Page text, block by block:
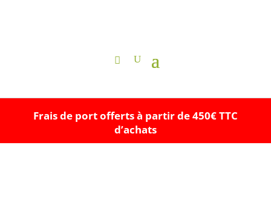
Frais de port offerts à partir de 450€ TTC
d’achats